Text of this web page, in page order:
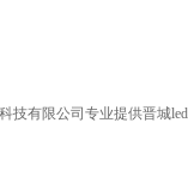
有限公司专业提供晋城